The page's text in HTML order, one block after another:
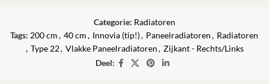
Categorie: Radiatoren
Tags: 200 cm , 40 cm , Innovia (tip!), Paneelradiatoren , Radiatoren
, Type 22, Vlakke Paneelradiatoren , Zijkant - Rechts/Links
Deel: